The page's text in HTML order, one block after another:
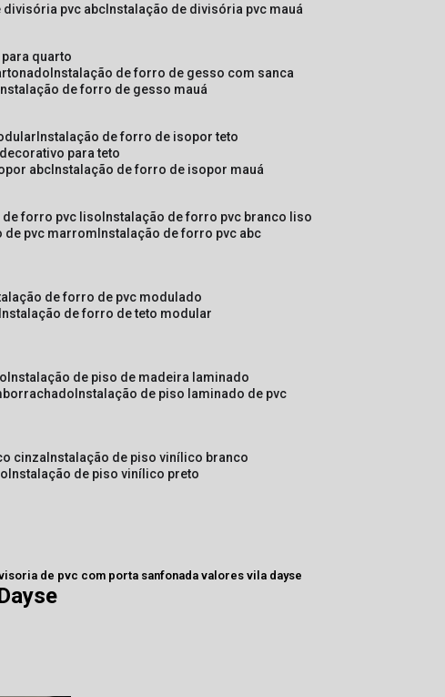
divisória pvc abc instalação de divisória pvc mauá
quarto
instalação de forro de gesso com sanca
instalação de forro de gesso mauá
instalação de forro de isopor teto
para teto
abc instalação de forro de isopor mauá
de forro pvc liso instalação de forro pvc branco liso
de pvc marrom instalação de forro pvc abc
de forro de pvc modulado
instalação de forro de teto modular
instalação de piso de madeira laminado
instalação de piso laminado de pvc
cinza instalação de piso vinílico branco
instalação de piso vinílico preto
de pvc com porta sanfonada valores vila dayse